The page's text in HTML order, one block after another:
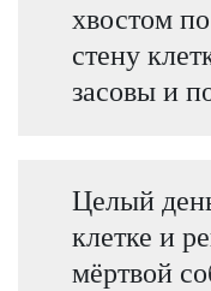
хвостом
стену
засовы и
Целый
клетке и
мёртвой